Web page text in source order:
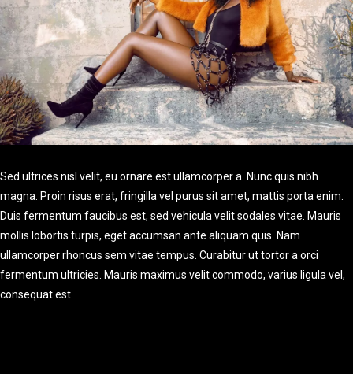
Sed ultrices nisl velit, eu ornare est ullamcorper a. Nunc quis nibh
magna. Proin risus erat, fringilla vel purus sit amet, mattis porta enim.
Duis fermentum faucibus est, sed vehicula velit sodales vitae. Mauris
mollis lobortis turpis, eget accumsan ante aliquam quis. Nam
ullamcorper rhoncus sem vitae tempus. Curabitur ut tortor a orci
fermentum ultricies. Mauris maximus velit commodo, varius ligula vel,
consequat est.